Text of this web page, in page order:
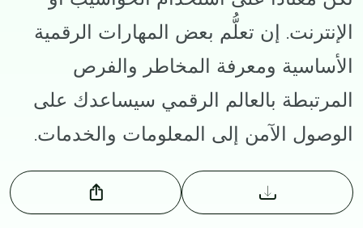
الإنترنت. إن تعلُّم بعض المهارات الرقمية
الأساسية ومعرفة المخاطر والفرص
المرتبطة بالعالم الرقمي سيساعدك على
الوصول الآمن إلى المعلومات والخدمات.